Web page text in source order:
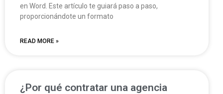
en Word. Este artículo te guiará paso a paso,
proporcionándote un formato
READ MORE »
¿Por qué contratar una agencia